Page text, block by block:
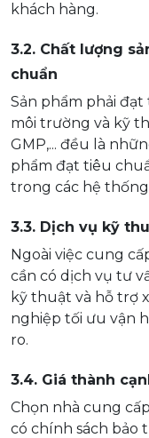
khách hàng.
3.2. Chất lượng
chuẩn
Sản phẩm phải
môi trường và kỹ
GMP,... đều là
phẩm đạt tiêu
trong các hệ
3.3. Dịch vụ kỹ
Ngoài việc cung
cần có dịch vụ tư
kỹ thuật và hỗ trợ
nghiệp tối ưu vận
ro.
3.4. Giá thành
Chọn nhà cung
có chính sách bảo